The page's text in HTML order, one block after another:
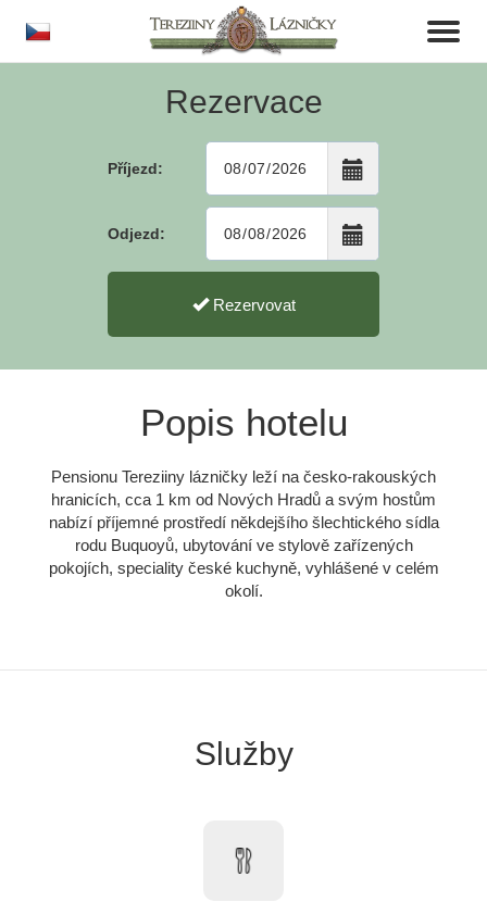
Toggle
Rezervace
Příjezd:
Odjezd:
Rezervovat
Popis hotelu
Pensionu Tereziiny lázničky leží na česko-rakouských
hranicích, cca 1 km od Nových Hradů a svým hostům
nabízí příjemné prostředí někdejšího šlechtického sídla
rodu Buquoyů, ubytování ve stylově zařízených
pokojích, speciality české kuchyně, vyhlášené v celém
okolí.
Služby